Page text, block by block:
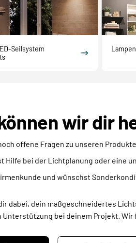
Seilsystem
wir dir
offene Fragen zu unseren
Hilfe bei der Lichtplanung oder eine
und wünschst
dabei, dein maßgeschneidertes
Unterstützung bei deinem Projekt. Wir